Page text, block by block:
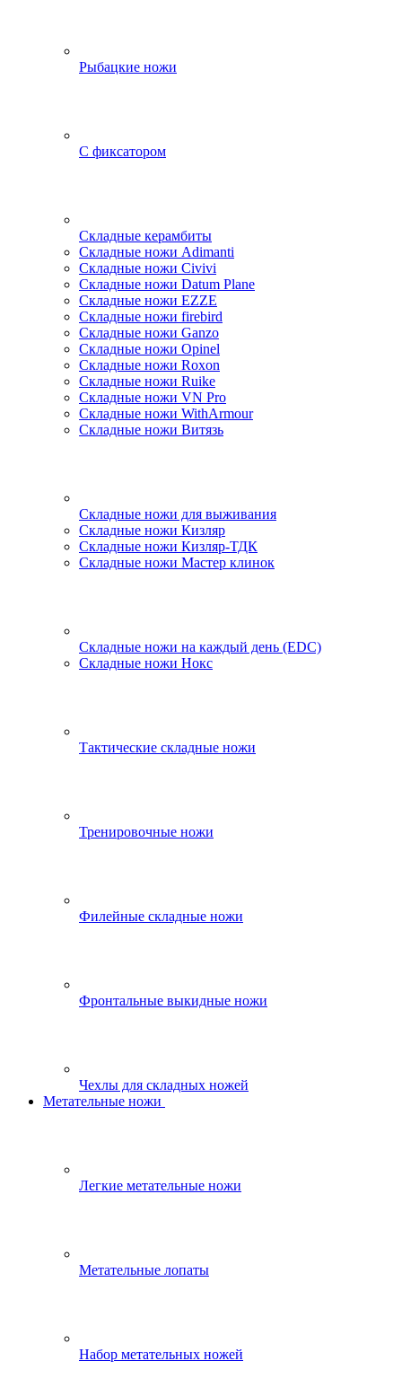
Рыбацкие ножи
С фиксатором
Складные керамбиты
Складные ножи Adimanti
Складные ножи Civivi
Складные ножи Datum Plane
Складные ножи EZZE
Складные ножи firebird
Складные ножи Ganzo
Складные ножи Opinel
Складные ножи Roxon
Складные ножи Ruike
Складные ножи VN Pro
Складные ножи WithArmour
Складные ножи Витязь
Складные ножи для выживания
Складные ножи Кизляр
Складные ножи Кизляр-ТДК
Складные ножи Мастер клинок
Складные ножи на каждый день (EDC)
Складные ножи Нокс
Тактические складные ножи
Тренировочные ножи
Филейные складные ножи
Фронтальные выкидные ножи
Чехлы для складных ножей
Метательные ножи
Легкие метательные ножи
Метательные лопаты
Набор метательных ножей